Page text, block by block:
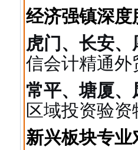
经济强镇深度
虎门、长安
信会计精通
常平、塘厦、
区域投资验资
新兴板块专业